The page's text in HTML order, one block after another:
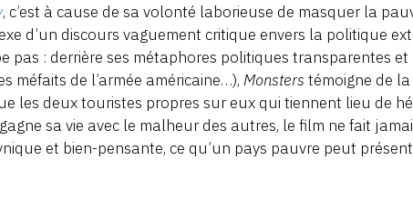
, c’est à cause de sa volonté laborieuse de masquer la
d’un discours vaguement critique envers la politique
pas : derrière ses métaphores politiques transparentes
méfaits de l’armée américaine…),Monsters témoigne de
les deux touristes propres sur eux qui tiennent lieu de
sa vie avec le malheur des autres, le film ne fait
et bien-pensante, ce qu’un pays pauvre peut